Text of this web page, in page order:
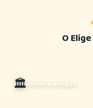
O
🏛️Historia Antigua